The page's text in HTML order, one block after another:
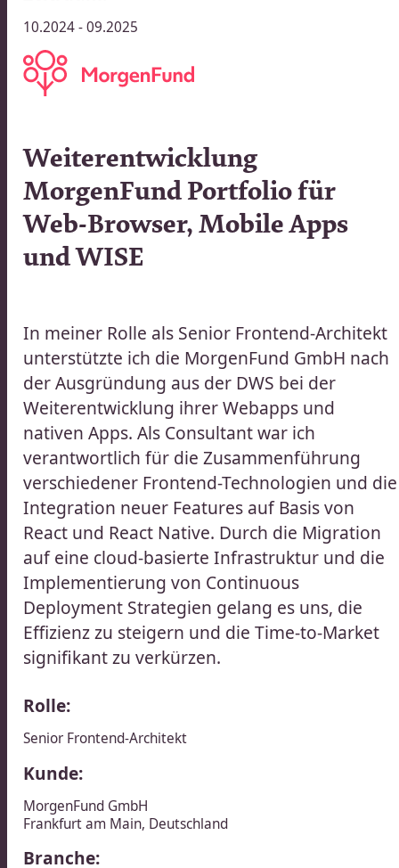
10.2024 - 09.2025
Weiterentwicklung
MorgenFund Portfolio für
Web-Browser, Mobile Apps
und WISE​​​​‌ ‍ ​‍​‍‌‍ ‌ ​‍‌‍‍‌‌‍‌ ‌‍‍‌‌‍ ‍​‍​‍​ ‍‍​‍​‍‌ ​ ‌‍​‌‌‍ ‍‌‍‍‌‌ ‌​‌ ‍‌​‍ ‍‌‍‍‌‌‍ ​‍​‍​‍ ​​‍​‍‌‍‍​‌ ​‍‌‍‌‌‌‍‌‍​‍​‍​ ‍‍​‍​‍‌‍‍​‌ ‌​‌ ‌​‌ ​​‌ ​ ​ ‍‍​‍ ​‍ ‌ ​ ‌ ‌​‌ ‌‌‌‍‌​‌‍‍‌‌‍ ​‍ ‍‌ ​ ‌‍‌‌‌‍​‍‌‍​‌‌ ​ ‌ ‌​‌‍‍‌‌‍​‌‌‍ ‍​‍ ‌‌ ​ ‌‍ ‌‍‌‍‌ ‌​‌ ‌ ‌‍​‌‌ ​‍‌‍‌‌​‍ ‍‌‍‌​‌‍‌‌​‍ ‌‍‍‌‌‍ ‍‌ ‌​‌‍‌‌‌‍ ‍‌ ‌​​‍ ‌‍‌‌‌‍‌​‌‍‍‌‌ ‌​​‍ ‌‍ ‌‌‍ ‌‍‌​‌‍‌‌​ ‌‌ ​​‌ ​‍‌‍‌‌‌ ​ ‌‍‌‌‌‍ ‍‌ ‌​‌‍​‌‌ ‌​‌‍‍‌‌‍ ‌‍ ‍​ ‍ ‌‍‍‌‌‍‌​​ ‌‌‍​‌‌‍​‍​ ​ ​ ‌ ​ ​ ​ ​​‌‍​ ​ ‌‍​‍ ‌​ ‌‍‌‍‌​‌‍​‌​ ​‌​‍ ‌​ ‌​​ ‍​‌‍‌‍‌‍‌‍​‍ ‌‌‍​‌​ ‍‌‌‍‌‍​ ‌‌​‍ ‌​ ‌‍​ ​‍‌‍​‍‌‍‌‍​ ‌​​ ​ ‌‍‌​​ ‌‍‌‍​‌​ ​‍​ ‌‌‌‍‌​​ ‍ ‌ ‌​‌ ‍‌‌ ​​‌‍‌‌​ ‌‌ ​​‌ ​‍‌‍ ‌‍‍‍‌‍‌‌‌‍​ ‌ ‌​​ ‍ ‌ ​​‌‍​‌‌ ‌​‌‍‍​​ ‌‌ ‌​‌‍‍‌‌ ‌​‌‍ ​‌‍‌‌​‍‌‌​ ‌‌‌​​‍‌‌ ‌‍‍ ‌‍‌‌‌ ‍‌​‍‌‌​ ​ ‌​‌​​‍‌‌​ ​ ‌​‌​​‍‌‌​ ​‍​ ​‍‌‍‌​‌‍‌‌​‍‌‌​ ​‍​ ​‍​‍‌‌​ ‌‌‌​‌​​‍ ‍‌ ‌‍‌‍​‌‌‍ ​‌ ‌‌‌‍‌‌​ ‌‍​‍‌‍​‌‌ ​ ‌‍‌‌‌‌‌‌‌ ​‍‌‍ ​​ ‌‌‍‍​‌ ‌​‌ ‌​‌ ​​‌ ​ ​‍‌‌​ ​ ‌​​‌​‍‌‌​ ​‍‌​‌‍​‍‌‌​ ​‍‌​‌‍‌ ​ ‌ ‌​‌ ‌‌‌‍‌​‌‍‍‌‌‍ ​‍ ‍‌ ​ ‌‍‌‌‌‍​‍‌‍​‌‌ ​ ‌ ‌​‌‍‍‌‌‍​‌‌‍ ‍​‍ ‌‌ ​ ‌‍ ‌‍‌‍‌ ‌​‌ ‌ ‌‍​‌‌ ​‍‌‍‌‌​‍ ‍‌‍‌​‌‍‌‌​‍‌‍‌‍‍‌‌‍‌​​ ‌‌‍​‌‌‍​‍​ ​ ​ ‌ ​ ​ ​ ​​‌‍​ ​ ‌‍​‍ ‌​ ‌‍‌‍‌​‌‍​‌​ ​‌​‍ ‌​ ‌​​ ‍​‌‍‌‍‌‍‌‍​‍ ‌‌‍​‌​ ‍‌‌‍‌‍​ ‌‌​‍ ‌​ ‌‍​ ​‍‌‍​‍‌‍‌‍​ ‌​​ ​ ‌‍‌​​ ‌‍‌‍​‌​ ​‍​ ‌‌‌‍‌​​‍‌‍‌ ‌​‌ ‍‌‌ ​​‌‍‌‌​ ‌‌ ​​‌ ​‍‌‍ ‌‍‍‍‌‍‌‌‌‍​ ‌ ‌​​‍‌‍‌ ​​‌‍​‌‌ ‌​‌‍‍​​ ‌‌ ‌​‌‍‍‌‌ ‌​‌‍ ​‌‍‌‌​‍‌‌​ ‌‌‌​​‍‌‌ ‌‍‍ ‌‍‌‌‌ ‍‌​‍‌‌​ ​ ‌​‌​​‍‌‌​ ​ ‌​‌​​‍‌‌​ ​‍​ ​‍‌‍‌​‌‍‌‌​‍‌‌​ ​‍​ ​‍​‍‌‌​ ‌‌‌​‌​​‍ ‍‌ ‌‍‌‍​‌‌‍ ​‌ ‌‌‌‍‌‌​‍‌‍‌ ​​‌‍‌‌‌ ​‍‌ ​ ‌ ​​‌‍‌‌‌‍​ ‌ ‌​‌‍‍‌‌ ‌‍‌‍‌‌​ ‌‌ ​​‌ ‌‌‌‍​‍‌‍ ​‌‍‍‌‌ ​ ‌‍‍​‌‍‌‌‌‍‌​​‍​‍‌ ‌
Rolle:
Senior Frontend-Architekt​​​​‌ ‍ ​‍​‍‌‍ ‌ ​‍‌‍‍‌‌‍‌ ‌‍‍‌‌‍ ‍​‍​‍​ ‍‍​‍​‍‌ ​ ‌‍​‌‌‍ ‍‌‍‍‌‌ ‌​‌ ‍‌​‍ ‍‌‍‍‌‌‍ ​‍​‍​‍ ​​‍​‍‌‍‍​‌ ​‍‌‍‌‌‌‍‌‍​‍​‍​ ‍‍​‍​‍‌‍‍​‌ ‌​‌ ‌​‌ ​​‌ ​ ​ ‍‍​‍ ​‍ ‌ ​ ‌ ‌​‌ ‌‌‌‍‌​‌‍‍‌‌‍ ​‍ ‍‌ ​ ‌‍‌‌‌‍​‍‌‍​‌‌ ​ ‌ ‌​‌‍‍‌‌‍​‌‌‍ ‍​‍ ‌‌ ​ ‌‍ ‌‍‌‍‌ ‌​‌ ‌ ‌‍​‌‌ ​‍‌‍‌‌​‍ ‍‌‍‌​‌‍‌‌​‍ ‌‍‍‌‌‍ ‍‌ ‌​‌‍‌‌‌‍ ‍‌ ‌​​‍ ‌‍‌‌‌‍‌​‌‍‍‌‌ ‌​​‍ ‌‍ ‌‌‍ ‌‍‌​‌‍‌‌​ ‌‌ ​​‌ ​‍‌‍‌‌‌ ​ ‌‍‌‌‌‍ ‍‌ ‌​‌‍​‌‌ ‌​‌‍‍‌‌‍ ‌‍ ‍​ ‍ ‌‍‍‌‌‍‌​​ ‌‌‍​‌‌‍​‍​ ​ ​ ‌ ​ ​ ​ ​​‌‍​ ​ ‌‍​‍ ‌​ ‌‍‌‍‌​‌‍​‌​ ​‌​‍ ‌​ ‌​​ ‍​‌‍‌‍‌‍‌‍​‍ ‌‌‍​‌​ ‍‌‌‍‌‍​ ‌‌​‍ ‌​ ‌‍​ ​‍‌‍​‍‌‍‌‍​ ‌​​ ​ ‌‍‌​​ ‌‍‌‍​‌​ ​‍​ ‌‌‌‍‌​​ ‍ ‌ ‌​‌ ‍‌‌ ​​‌‍‌‌​ ‌‌ ​​‌ ​‍‌‍ ‌‍‍‍‌‍‌‌‌‍​ ‌ ‌​​ ‍ ‌ ​​‌‍​‌‌ ‌​‌‍‍​​ ‌‌ ​‍‌‍ ‌‍ ​‌‍‌‌​‍‌‌​ ‌‌‌​​‍‌‌ ‌‍‍ ‌‍‌‌‌ ‍‌​‍‌‌​ ​ ‌​‌​​‍‌‌​ ​ ‌​‌​​‍‌‌​ ​‍​ ​‍‌‍‌​‌‍‌‌​‍‌‌​ ​‍​ ​‍​‍‌‌​ ‌‌‌​‌​​‍ ‍‌ ‌‍‌‍​‌‌‍ ​‌ ‌‌‌‍‌‌​ ‌‍​‍‌‍​‌‌ ​ ‌‍‌‌‌‌‌‌‌ ​‍‌‍ ​​ ‌‌‍‍​‌ ‌​‌ ‌​‌ ​​‌ ​ ​‍‌‌​ ​ ‌​​‌​‍‌‌​ ​‍‌​‌‍​‍‌‌​ ​‍‌​‌‍‌ ​ ‌ ‌​‌ ‌‌‌‍‌​‌‍‍‌‌‍ ​‍ ‍‌ ​ ‌‍‌‌‌‍​‍‌‍​‌‌ ​ ‌ ‌​‌‍‍‌‌‍​‌‌‍ ‍​‍ ‌‌ ​ ‌‍ ‌‍‌‍‌ ‌​‌ ‌ ‌‍​‌‌ ​‍‌‍‌‌​‍ ‍‌‍‌​‌‍‌‌​‍‌‍‌‍‍‌‌‍‌​​ ‌‌‍​‌‌‍​‍​ ​ ​ ‌ ​ ​ ​ ​​‌‍​ ​ ‌‍​‍ ‌​ ‌‍‌‍‌​‌‍​‌​ ​‌​‍ ‌​ ‌​​ ‍​‌‍‌‍‌‍‌‍​‍ ‌‌‍​‌​ ‍‌‌‍‌‍​ ‌‌​‍ ‌​ ‌‍​ ​‍‌‍​‍‌‍‌‍​ ‌​​ ​ ‌‍‌​​ ‌‍‌‍​‌​ ​‍​ ‌‌‌‍‌​​‍‌‍‌ ‌​‌ ‍‌‌ ​​‌‍‌‌​ ‌‌ ​​‌ ​‍‌‍ ‌‍‍‍‌‍‌‌‌‍​ ‌ ‌​​‍‌‍‌ ​​‌‍​‌‌ ‌​‌‍‍​​ ‌‌ ​‍‌‍ ‌‍ ​‌‍‌‌​‍‌‌​ ‌‌‌​​‍‌‌ ‌‍‍ ‌‍‌‌‌ ‍‌​‍‌‌​ ​ ‌​‌​​‍‌‌​ ​ ‌​‌​​‍‌‌​ ​‍​ ​‍‌‍‌​‌‍‌‌​‍‌‌​ ​‍​ ​‍​‍‌‌​ ‌‌‌​‌​​‍ ‍‌ ‌‍‌‍​‌‌‍ ​‌ ‌‌‌‍‌‌​‍‌‍‌ ​​‌‍‌‌‌ ​‍‌ ​ ‌ ​​‌‍‌‌‌‍​ ‌ ‌​‌‍‍‌‌ ‌‍‌‍‌‌​ ‌‌ ​​‌ ‌‌‌‍​‍‌‍ ​‌‍‍‌‌ ​ ‌‍‍​‌‍‌‌‌‍‌​​‍​‍‌ ‌
Kunde:
MorgenFund GmbH​​​​‌ ‍ ​‍​‍‌‍ ‌ ​‍‌‍‍‌‌‍‌ ‌‍‍‌‌‍ ‍​‍​‍​ ‍‍​‍​‍‌ ​ ‌‍​‌‌‍ ‍‌‍‍‌‌ ‌​‌ ‍‌​‍ ‍‌‍‍‌‌‍ ​‍​‍​‍ ​​‍​‍‌‍‍​‌ ​‍‌‍‌‌‌‍‌‍​‍​‍​ ‍‍​‍​‍‌‍‍​‌ ‌​‌ ‌​‌ ​​‌ ​ ​ ‍‍​‍ ​‍ ‌ ​ ‌ ‌​‌ ‌‌‌‍‌​‌‍‍‌‌‍ ​‍ ‍‌ ​ ‌‍‌‌‌‍​‍‌‍​‌‌ ​ ‌ ‌​‌‍‍‌‌‍​‌‌‍ ‍​‍ ‌‌ ​ ‌‍ ‌‍‌‍‌ ‌​‌ ‌ ‌‍​‌‌ ​‍‌‍‌‌​‍ ‍‌‍‌​‌‍‌‌​‍ ‌‍‍‌‌‍ ‍‌ ‌​‌‍‌‌‌‍ ‍‌ ‌​​‍ ‌‍‌‌‌‍‌​‌‍‍‌‌ ‌​​‍ ‌‍ ‌‌‍ ‌‍‌​‌‍‌‌​ ‌‌ ​​‌ ​‍‌‍‌‌‌ ​ ‌‍‌‌‌‍ ‍‌ ‌​‌‍​‌‌ ‌​‌‍‍‌‌‍ ‌‍ ‍​ ‍ ‌‍‍‌‌‍‌​​ ‌​ ​​​ ​‍‌‍​‌​ ‌‍​ ​​​ ​‍​ ‌ ‌‍​ ​‍ ‌​ ‍‌​ ‌‌​ ​‍​ ‌‌​‍ ‌​ ‌​‌‍​‌‌‍​ ​ ​‌​‍ ‌‌‍​‍​ ‍‌​ ​‍​ ‌​​‍ ‌‌‍‌‍‌‍​‍‌‍‌‌‌‍‌‌​ ​ ​ ​​‌‍‌‌​ ​ ‌‍‌‍​ ‍​​ ‍‌​ ​ ​ ‍ ‌ ‌​‌ ‍‌‌ ​​‌‍‌‌​ ‌‌‍​ ‌‍ ‌‍ ‌‌ ​​‌‍​‌‌‍ ‍‌ ‍‌​ ‍ ‌ ​​‌‍​‌‌ ‌​‌‍‍​​ ‌‌‍ ‍‌‍​‌‌‍ ‌‌‍‌‌​ ‌‍​‍‌‍​‌‌ ​ ‌‍‌‌‌‌‌‌‌ ​‍‌‍ ​​ ‌‌‍‍​‌ ‌​‌ ‌​‌ ​​‌ ​ ​‍‌‌​ ​ ‌​​‌​‍‌‌​ ​‍‌​‌‍​‍‌‌​ ​‍‌​‌‍‌ ​ ‌ ‌​‌ ‌‌‌‍‌​‌‍‍‌‌‍ ​‍ ‍‌ ​ ‌‍‌‌‌‍​‍‌‍​‌‌ ​ ‌ ‌​‌‍‍‌‌‍​‌‌‍ ‍​‍ ‌‌ ​ ‌‍ ‌‍‌‍‌ ‌​‌ ‌ ‌‍​‌‌ ​‍‌‍‌‌​‍ ‍‌‍‌​‌‍‌‌​‍‌‍‌‍‍‌‌‍‌​​ ‌​ ​​​ ​‍‌‍​‌​ ‌‍​ ​​​ ​‍​ ‌ ‌‍​ ​‍ ‌​ ‍‌​ ‌‌​ ​‍​ ‌‌​‍ ‌​ ‌​‌‍​‌‌‍​ ​ ​‌​‍ ‌‌‍​‍​ ‍‌​ ​‍​ ‌​​‍ ‌‌‍‌‍‌‍​‍‌‍‌‌‌‍‌‌​ ​ ​ ​​‌‍‌‌​ ​ ‌‍‌‍​ ‍​​ ‍‌​ ​ ​‍‌‍‌ ‌​‌ ‍‌‌ ​​‌‍‌‌​ ‌‌‍​ ‌‍ ‌‍ ‌‌ ​​‌‍​‌‌‍ ‍‌ ‍‌​‍‌‍‌ ​​‌‍​‌‌ ‌​‌‍‍​​ ‌‌‍ ‍‌‍​‌‌‍ ‌‌‍‌‌​‍‌‍‌ ​​‌‍‌‌‌ ​‍‌ ​ ‌ ​​‌‍‌‌‌‍​ ‌ ‌​‌‍‍‌‌ ‌‍‌‍‌‌​ ‌‌ ​​‌ ‌‌‌‍​‍‌‍ ​‌‍‍‌‌ ​ ‌‍‍​‌‍‌‌‌‍‌​​‍​‍‌ ‌
Frankfurt am Main​​​​‌ ‍ ​‍​‍‌‍ ‌ ​‍‌‍‍‌‌‍‌ ‌‍‍‌‌‍ ‍​‍​‍​ ‍‍​‍​‍‌ ​ ‌‍​‌‌‍ ‍‌‍‍‌‌ ‌​‌ ‍‌​‍ ‍‌‍‍‌‌‍ ​‍​‍​‍ ​​‍​‍‌‍‍​‌ ​‍‌‍‌‌‌‍‌‍​‍​‍​ ‍‍​‍​‍‌‍‍​‌ ‌​‌ ‌​‌ ​​‌ ​ ​ ‍‍​‍ ​‍ ‌ ​ ‌ ‌​‌ ‌‌‌‍‌​‌‍‍‌‌‍ ​‍ ‍‌ ​ ‌‍‌‌‌‍​‍‌‍​‌‌ ​ ‌ ‌​‌‍‍‌‌‍​‌‌‍ ‍​‍ ‌‌ ​ ‌‍ ‌‍‌‍‌ ‌​‌ ‌ ‌‍​‌‌ ​‍‌‍‌‌​‍ ‍‌‍‌​‌‍‌‌​‍ ‌‍‍‌‌‍ ‍‌ ‌​‌‍‌‌‌‍ ‍‌ ‌​​‍ ‌‍‌‌‌‍‌​‌‍‍‌‌ ‌​​‍ ‌‍ ‌‌‍ ‌‍‌​‌‍‌‌​ ‌‌ ​​‌ ​‍‌‍‌‌‌ ​ ‌‍‌‌‌‍ ‍‌ ‌​‌‍​‌‌ ‌​‌‍‍‌‌‍ ‌‍ ‍​ ‍ ‌‍‍‌‌‍‌​​ ‌​ ​​​ ​‍‌‍​‌​ ‌‍​ ​​​ ​‍​ ‌ ‌‍​ ​‍ ‌​ ‍‌​ ‌‌​ ​‍​ ‌‌​‍ ‌​ ‌​‌‍​‌‌‍​ ​ ​‌​‍ ‌‌‍​‍​ ‍‌​ ​‍​ ‌​​‍ ‌‌‍‌‍‌‍​‍‌‍‌‌‌‍‌‌​ ​ ​ ​​‌‍‌‌​ ​ ‌‍‌‍​ ‍​​ ‍‌​ ​ ​ ‍ ‌ ‌​‌ ‍‌‌ ​​‌‍‌‌​ ‌‌‍​ ‌‍ ‌‍ ‌‌ ​​‌‍​‌‌‍ ‍‌ ‍‌​ ‍ ‌ ​​‌‍​‌‌ ‌​‌‍‍​​ ‌‌‍​ ‌‍‍‌‌ ‌​‌ ‍‌​ ‌‍​‍‌‍​‌‌ ​ ‌‍‌‌‌‌‌‌‌ ​‍‌‍ ​​ ‌‌‍‍​‌ ‌​‌ ‌​‌ ​​‌ ​ ​‍‌‌​ ​ ‌​​‌​‍‌‌​ ​‍‌​‌‍​‍‌‌​ ​‍‌​‌‍‌ ​ ‌ ‌​‌ ‌‌‌‍‌​‌‍‍‌‌‍ ​‍ ‍‌ ​ ‌‍‌‌‌‍​‍‌‍​‌‌ ​ ‌ ‌​‌‍‍‌‌‍​‌‌‍ ‍​‍ ‌‌ ​ ‌‍ ‌‍‌‍‌ ‌​‌ ‌ ‌‍​‌‌ ​‍‌‍‌‌​‍ ‍‌‍‌​‌‍‌‌​‍‌‍‌‍‍‌‌‍‌​​ ‌​ ​​​ ​‍‌‍​‌​ ‌‍​ ​​​ ​‍​ ‌ ‌‍​ ​‍ ‌​ ‍‌​ ‌‌​ ​‍​ ‌‌​‍ ‌​ ‌​‌‍​‌‌‍​ ​ ​‌​‍ ‌‌‍​‍​ ‍‌​ ​‍​ ‌​​‍ ‌‌‍‌‍‌‍​‍‌‍‌‌‌‍‌‌​ ​ ​ ​​‌‍‌‌​ ​ ‌‍‌‍​ ‍​​ ‍‌​ ​ ​‍‌‍‌ ‌​‌ ‍‌‌ ​​‌‍‌‌​ ‌‌‍​ ‌‍ ‌‍ ‌‌ ​​‌‍​‌‌‍ ‍‌ ‍‌​‍‌‍‌ ​​‌‍​‌‌ ‌​‌‍‍​​ ‌‌‍​ ‌‍‍‌‌ ‌​‌ ‍‌​‍‌‍‌ ​​‌‍‌‌‌ ​‍‌ ​ ‌ ​​‌‍‌‌‌‍​ ‌ ‌​‌‍‍‌‌ ‌‍‌‍‌‌​ ‌‌ ​​‌ ‌‌‌‍​‍‌‍ ​‌‍‍‌‌ ​ ‌‍‍​‌‍‌‌‌‍‌​​‍​‍‌ ‌, Deutschland
Branche:
In meiner Rolle als Senior Frontend-Architekt
unterstützte ich die MorgenFund GmbH nach
der Ausgründung aus der DWS bei der
Weiterentwicklung ihrer Webapps und
nativen Apps. Als Consultant war ich
verantwortlich für die Zusammenführung
verschiedener Frontend-Technologien und die
Integration neuer Features auf Basis von
React und React Native. Durch die Migration
auf eine cloud-basierte Infrastruktur und die
Implementierung von Continuous
Deployment Strategien gelang es uns, die
Effizienz zu steigern und die Time-to-Market
signifikant zu verkürzen.​​​​‌ ‍ ​‍​‍‌‍ ‌ ​‍‌‍‍‌‌‍‌ ‌‍‍‌‌‍ ‍​‍​‍​ ‍‍​‍​‍‌ ​ ‌‍​‌‌‍ ‍‌‍‍‌‌ ‌​‌ ‍‌​‍ ‍‌‍‍‌‌‍ ​‍​‍​‍ ​​‍​‍‌‍‍​‌ ​‍‌‍‌‌‌‍‌‍​‍​‍​ ‍‍​‍​‍‌‍‍​‌ ‌​‌ ‌​‌ ​​‌ ​ ​ ‍‍​‍ ​‍ ‌ ​ ‌ ‌​‌ ‌‌‌‍‌​‌‍‍‌‌‍ ​‍ ‍‌ ​ ‌‍‌‌‌‍​‍‌‍​‌‌ ​ ‌ ‌​‌‍‍‌‌‍​‌‌‍ ‍​‍ ‌‌ ​ ‌‍ ‌‍‌‍‌ ‌​‌ ‌ ‌‍​‌‌ ​‍‌‍‌‌​‍ ‍‌‍‌​‌‍‌‌​‍ ‌‍‍‌‌‍ ‍‌ ‌​‌‍‌‌‌‍ ‍‌ ‌​​‍ ‌‍‌‌‌‍‌​‌‍‍‌‌ ‌​​‍ ‌‍ ‌‌‍ ‌‍‌​‌‍‌‌​ ‌‌ ​​‌ ​‍‌‍‌‌‌ ​ ‌‍‌‌‌‍ ‍‌ ‌​‌‍​‌‌ ‌​‌‍‍‌‌‍ ‌‍ ‍​ ‍ ‌‍‍‌‌‍‌​​ ‌‌‍​‌‌‍​‍​ ​ ​ ‌ ​ ​ ​ ​​‌‍​ ​ ‌‍​‍ ‌​ ‌‍‌‍‌​‌‍​‌​ ​‌​‍ ‌​ ‌​​ ‍​‌‍‌‍‌‍‌‍​‍ ‌‌‍​‌​ ‍‌‌‍‌‍​ ‌‌​‍ ‌​ ‌‍​ ​‍‌‍​‍‌‍‌‍​ ‌​​ ​ ‌‍‌​​ ‌‍‌‍​‌​ ​‍​ ‌‌‌‍‌​​ ‍ ‌ ‌​‌ ‍‌‌ ​​‌‍‌‌​ ‌‌ ​​‌ ​‍‌‍ ‌‍‍‍‌‍‌‌‌‍​ ‌ ‌​​ ‍ ‌ ​​‌‍​‌‌ ‌​‌‍‍​​ ‌‌‍‌​‌‍‌‌‌ ​ ‌‍​ ‌ ​‍‌‍‍‌‌ ​​‌ ‌​‌‍‍‌‌‍ ‌‍ ‍​‍‌‌​ ‌‌‌​​‍‌‌ ‌‍‍ ‌‍‌‌‌ ‍‌​‍‌‌​ ​ ‌​‌​​‍‌‌​ ​ ‌​‌​​‍‌‌​ ​‍​ ​‍‌‍‌​‌‍‌‌​‍‌‌​ ​‍​ ​‍​‍‌‌​ ‌‌‌​‌​​‍ ‍‌ ‌‍‌‍​‌‌‍ ​‌ ‌‌‌‍‌‌​ ‌‍​‍‌‍​‌‌ ​ ‌‍‌‌‌‌‌‌‌ ​‍‌‍ ​​ ‌‌‍‍​‌ ‌​‌ ‌​‌ ​​‌ ​ ​‍‌‌​ ​ ‌​​‌​‍‌‌​ ​‍‌​‌‍​‍‌‌​ ​‍‌​‌‍‌ ​ ‌ ‌​‌ ‌‌‌‍‌​‌‍‍‌‌‍ ​‍ ‍‌ ​ ‌‍‌‌‌‍​‍‌‍​‌‌ ​ ‌ ‌​‌‍‍‌‌‍​‌‌‍ ‍​‍ ‌‌ ​ ‌‍ ‌‍‌‍‌ ‌​‌ ‌ ‌‍​‌‌ ​‍‌‍‌‌​‍ ‍‌‍‌​‌‍‌‌​‍‌‍‌‍‍‌‌‍‌​​ ‌‌‍​‌‌‍​‍​ ​ ​ ‌ ​ ​ ​ ​​‌‍​ ​ ‌‍​‍ ‌​ ‌‍‌‍‌​‌‍​‌​ ​‌​‍ ‌​ ‌​​ ‍​‌‍‌‍‌‍‌‍​‍ ‌‌‍​‌​ ‍‌‌‍‌‍​ ‌‌​‍ ‌​ ‌‍​ ​‍‌‍​‍‌‍‌‍​ ‌​​ ​ ‌‍‌​​ ‌‍‌‍​‌​ ​‍​ ‌‌‌‍‌​​‍‌‍‌ ‌​‌ ‍‌‌ ​​‌‍‌‌​ ‌‌ ​​‌ ​‍‌‍ ‌‍‍‍‌‍‌‌‌‍​ ‌ ‌​​‍‌‍‌ ​​‌‍​‌‌ ‌​‌‍‍​​ ‌‌‍‌​‌‍‌‌‌ ​ ‌‍​ ‌ ​‍‌‍‍‌‌ ​​‌ ‌​‌‍‍‌‌‍ ‌‍ ‍​‍‌‌​ ‌‌‌​​‍‌‌ ‌‍‍ ‌‍‌‌‌ ‍‌​‍‌‌​ ​ ‌​‌​​‍‌‌​ ​ ‌​‌​​‍‌‌​ ​‍​ ​‍‌‍‌​‌‍‌‌​‍‌‌​ ​‍​ ​‍​‍‌‌​ ‌‌‌​‌​​‍ ‍‌ ‌‍‌‍​‌‌‍ ​‌ ‌‌‌‍‌‌​‍‌‍‌ ​​‌‍‌‌‌ ​‍‌ ​ ‌ ​​‌‍‌‌‌‍​ ‌ ‌​‌‍‍‌‌ ‌‍‌‍‌‌​ ‌‌ ​​‌ ‌‌‌‍​‍‌‍ ​‌‍‍‌‌ ​ ‌‍‍​‌‍‌‌‌‍‌​​‍​‍‌ ‌